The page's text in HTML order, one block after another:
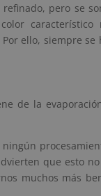
pero se
característico
ello, siempre
de la
que esto
muchos más